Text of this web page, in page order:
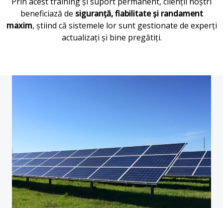
beneficiază de siguranță, fiabilitate și randament
maxim, știind că sistemele lor sunt gestionate de experți
actualizați și bine pregătiți.